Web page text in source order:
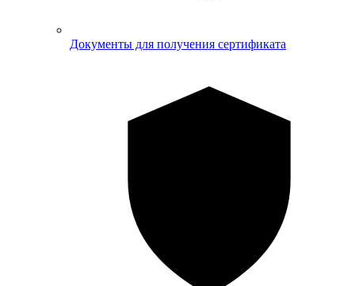
Документы для получения сертификата